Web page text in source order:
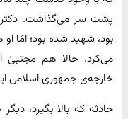
پشت سر می‌گذاشت. دکتر
بود، شهید شده بود؛ امّا
می‌کرد. حالا هم مجتبیٰ
خارجه‌ی جمهوری اسلامی
حادثه که بالا بگیرد،